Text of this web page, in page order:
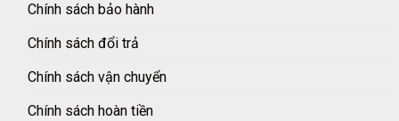
Chính sách bảo hành
Chính sách đổi trả
Chính sách vận chuyển
Chính sách hoàn tiền